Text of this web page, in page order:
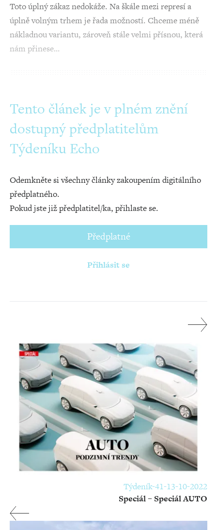
Toto úplný zákaz nedokáže. Na škále mezi represí a
úplně volným trhem je řada možností. Chceme méně
nákladnou variantu, zároveň stále velmi přísnou, která
nám přinese…
Tento článek je v plném znění
dostupný předplatitelům
Týdeníku Echo
Odemkněte si všechny články zakoupením digitálního
předplatného.
Pokud jste již předplatitel/ka, přihlaste se.
Předplatné
Přihlásit se
Týdeník-41-13-10-2022
Speciál – Speciál AUTO